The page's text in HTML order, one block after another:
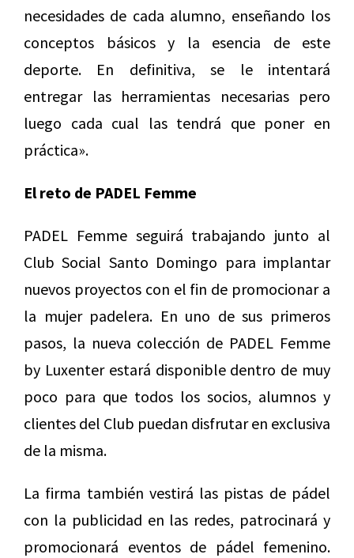
necesidades de cada alumno, enseñando los
conceptos básicos y la esencia de este
deporte. En definitiva, se le intentará
entregar las herramientas necesarias pero
luego cada cual las tendrá que poner en
práctica».
El reto de PADEL Femme
PADEL Femme seguirá trabajando junto al
Club Social Santo Domingo para implantar
nuevos proyectos con el fin de promocionar a
la mujer padelera. En uno de sus primeros
pasos, la nueva colección de PADEL Femme
by Luxenter estará disponible dentro de muy
poco para que todos los socios, alumnos y
clientes del Club puedan disfrutar en exclusiva
de la misma.
La firma también vestirá las pistas de pádel
con la publicidad en las redes, patrocinará y
promocionará eventos de pádel femenino.